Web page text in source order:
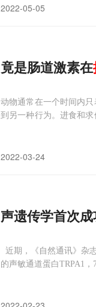
2022-05-05
竟是肠道激素在
动物通常在一个时间内
到另一种行为。进食和
2022-03-24
声遗传学首次
近期，《自然通讯》杂
的声敏通道蛋白TRPA1